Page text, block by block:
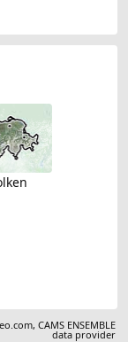
,CAMS ENSEMBLE
data provider